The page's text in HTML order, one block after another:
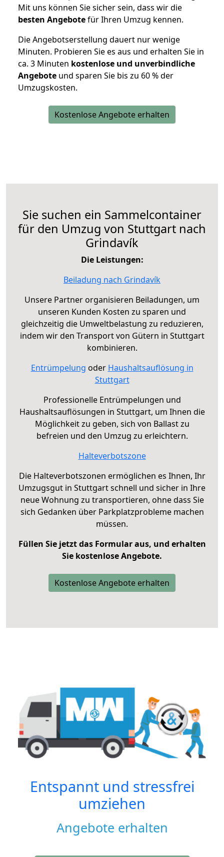
Mit uns können Sie sicher sein, dass wir die
besten Angebotefür Ihren Umzug kennen.
Die Angebotserstellung dauert nur wenige
Minuten. Probieren Sie es aus und erhalten Sie in
ca. 3 Minuten kostenlose und unverbindliche
Angebote und sparen Sie bis zu 60 % der
Umzugskosten.
Kostenlose Angebote erhalten
Sie suchen ein Sammelcontainer
für den Umzug von Stuttgart nach
Grindavík
Die Leistungen:
Beiladung nach Grindavík
Unsere Partner organisieren Beiladungen, um
unseren Kunden Kosten zu sparen und
gleichzeitig die Umweltbelastung zu reduzieren,
indem wir den Transport von Gütern in Stuttgart
kombinieren.
Entrümpelung oder Haushaltsauflösung in
Stuttgart
Professionelle Entrümpelungen und
Haushaltsauflösungen in Stuttgart, um Ihnen die
Möglichkeit zu geben, sich von Ballast zu
befreien und den Umzug zu erleichtern.
Halteverbotszone
Die Halteverbotszonen ermöglichen es Ihnen, Ihr
Umzugsgut in Stuttgart schnell und sicher in Ihre
neue Wohnung zu transportieren, ohne dass Sie
sich Gedanken über Parkplatzprobleme machen
müssen.
Füllen Sie jetzt das Formular aus, und erhalten
Sie kostenlose Angebote.
Kostenlose Angebote erhalten
Entspannt und stressfrei
umziehen
Angebote erhalten